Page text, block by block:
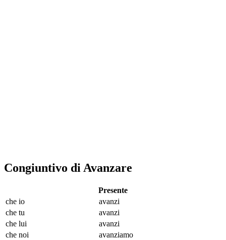
Congiuntivo di Avanzare
Presente
che io
avanzi
che tu
avanzi
che lui
avanzi
che noi
avanziamo